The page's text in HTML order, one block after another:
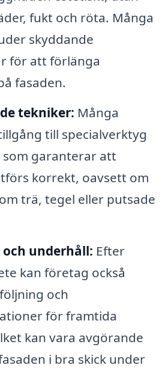
fukt och röta. Många
skyddande
för att förlänga
fasaden.
tekniker: Många
till specialverktyg
garanterar att
korrekt, oavsett om
trä, tegel eller putsade
underhåll: Efter
kan företag också
och
för framtida
kan vara avgörande
i bra skick under